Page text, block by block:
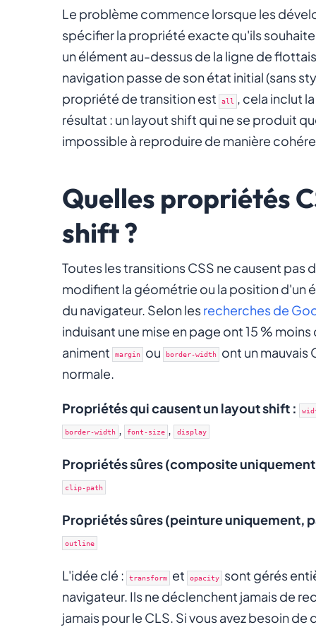
Le problème commence lorsque les
spécifier la propriété exacte qu'ils
un élément au-dessus de la ligne de
navigation passe de son état initial (sans
propriété de transition est
all , cela inclut
résultat : un layout shift qui ne se produit
impossible à reproduire de manière
Quelles propriétés
shift ?
Toutes les transitions CSS ne causent pas
modifient la géométrie ou la position d'un
du navigateur. Selon lesrecherches de
induisant une mise en page ont 15 %
animent
margin ou border-width
ont un mauvais
normale.
Propriétés qui causent un layout shift :
border-width , font-size , display
Propriétés sûres (composite
clip-path
Propriétés sûres (peinture uniquement,
outline
L'idée clé : transform et opacity
sont gérés
navigateur. Ils ne déclenchent jamais de
jamais pour le CLS. Si vous avez besoin